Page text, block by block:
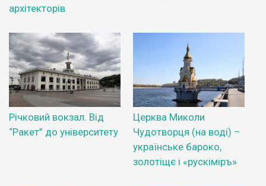
архітекторів
Річковий вокзал. Від
“Ракет” до університету
Церква Миколи
Чудотворця (на воді) –
українське бароко,
золотіщє і «рускіміръ»